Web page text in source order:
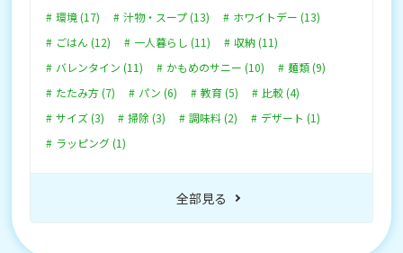
環境 (17)
汁物・スープ (13)
ホワイトデー (13)
ごはん (12)
一人暮らし (11)
収納 (11)
バレンタイン (11)
かもめのサニー (10)
麺類 (9)
たたみ方 (7)
パン (6) 教育 (5)
比較 (4)
サイズ (3)
掃除 (3) 調味料 (2)
デザート (1)
ラッピング (1)
全部見る